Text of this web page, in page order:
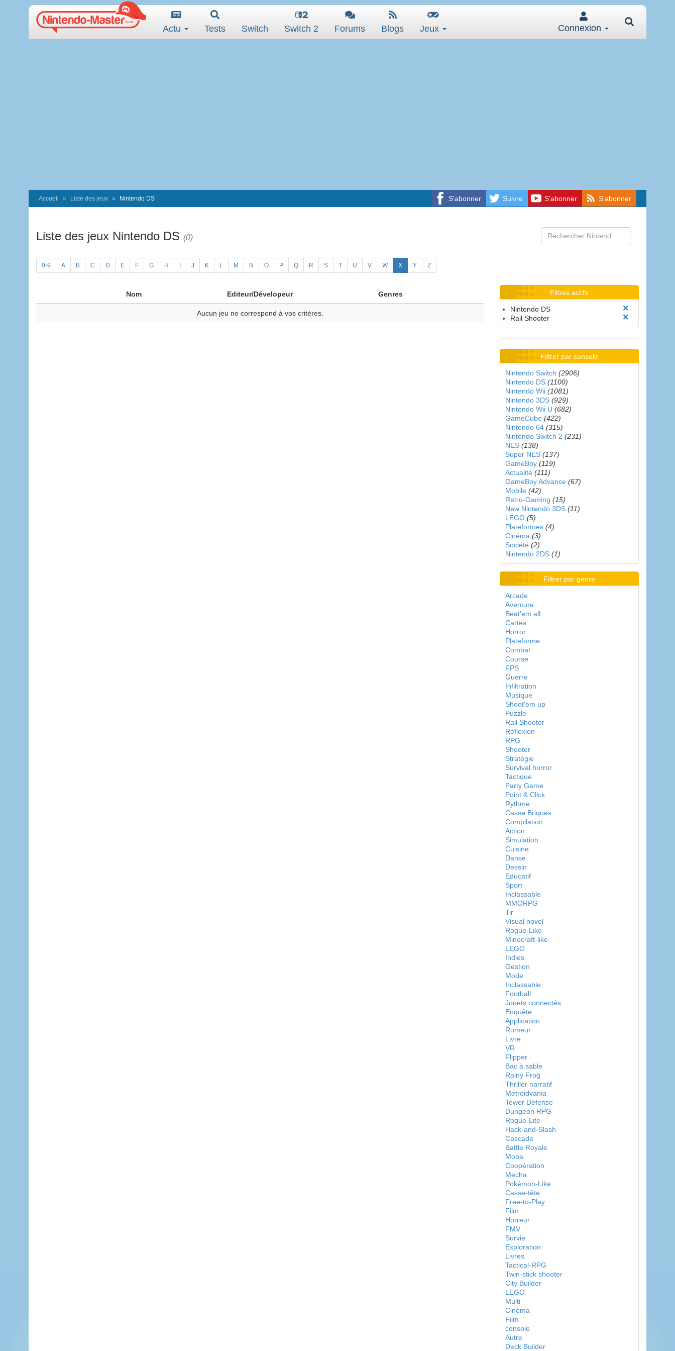
Actu Tests Switch Switch 2 Forums Blogs Jeux Connexion
S'abonner Suivre S'abonner S'abonner
Accueil Liste des jeux Nintendo DS
Liste des jeux Nintendo DS (0)
0-9 A B C D E F G H J K L M N O P Q R S T U V W X Y Z
Nom Editeur/Dévelopeur Genres
Aucun jeu ne correspond à vos critères.
Filtres actifs
Nintendo DS
Rail Shooter
Filtrer par console
Nintendo Switch (2906)
Nintendo DS (1100)
Nintendo Wii (1081)
Nintendo 3DS (929)
Nintendo Wii U (682)
GameCube (422)
Nintendo 64 (315)
Nintendo Switch 2 (231)
NES (138)
Super NES (137)
GameBoy (119)
Actualité (111)
GameBoy Advance (67)
Mobile (42)
Retro-Gaming (15)
New Nintendo 3DS (11)
LEGO (5)
Plateformes (4)
Cinéma (3)
Société (2)
Nintendo 2DS (1)
Filtrer par genre
Arcade
Aventure
Beat'em all
Cartes
Horror
Plateforme
Combat
Course
FPS
Guerre
Infiltration
Musique
Shoot'em up
Puzzle
Rail Shooter
Réflexion
RPG
Shooter
Stratégie
Survival horror
Tactique
Party Game
Point & Click
Rythme
Casse Briques
Compilation
Action
Simulation
Cuisine
Danse
Dessin
Educatif
Sport
Inclassable
MMORPG
Tir
Visual novel
Rogue-Like
Minecraft-like
LEGO
Indies
Gestion
Mode
Inclassable
Football
Jouets connectés
Enquête
Application
Rumeur
Livre
VR
Flipper
Bac à sable
Rainy Frog
Thriller narratif
Metroidvania
Tower Defense
Dungeon RPG
Rogue-Lite
Hack-and-Slash
Cascade
Battle Royale
Moba
Coopération
Mecha
Pokémon-Like
Casse-tête
Free-to-Play
Film
Horreur
FMV
Survie
Exploration
Livres
Tactical-RPG
Twin-stick shooter
City Builder
LEGO
Multi
Cinéma
Film
console
Autre
Deck Builder